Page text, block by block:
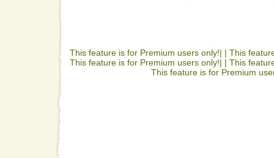
This feature is for Premium users only!| | This
This feature is for Premium users only!| | This
This feature is for Premium